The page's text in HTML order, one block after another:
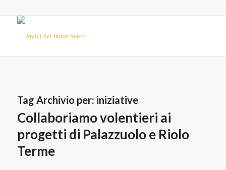
Tag Archivio per: iniziative
Collaboriamo volentieri ai
progetti di Palazzuolo e Riolo
Terme